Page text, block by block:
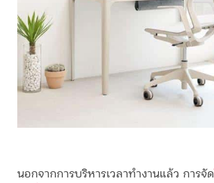
นอกจากการบริหารเวลาทำงานแล้ว การจัด